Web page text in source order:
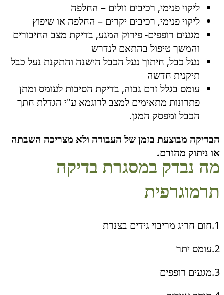
ליקוי פנימי, רכיבים זולים – החלפה
ליקוי פנימי, רכיבים יקרים – החלפה או שיפוץ
מגעים רופפים- פירוק המגע, בדיקת מצב החיבורים
והמשך טיפול בהתאם לנדרש
נעל כבל, חיתוך נעל הכבל הישנה והתקנת נעל כבל
תיקנית חדשה
עומס בגלל זרם גבוה, בדיקת הסיבות לעומס ומתן
פתרונות מתאימים למצב לדוגמא ע"י הגדלת חתך
הכבל ומפסק המגן.
הבדיקה מבוצעת בזמן של העבודה ולא מצריכה השבתה
או ניתוק מהזרם.
מה נבדק במסגרת בדיקה
תרמוגרפית
1.חום חריג מריבוי גידים בצנרת
2.עומס יתר
3.מגעים רופפים